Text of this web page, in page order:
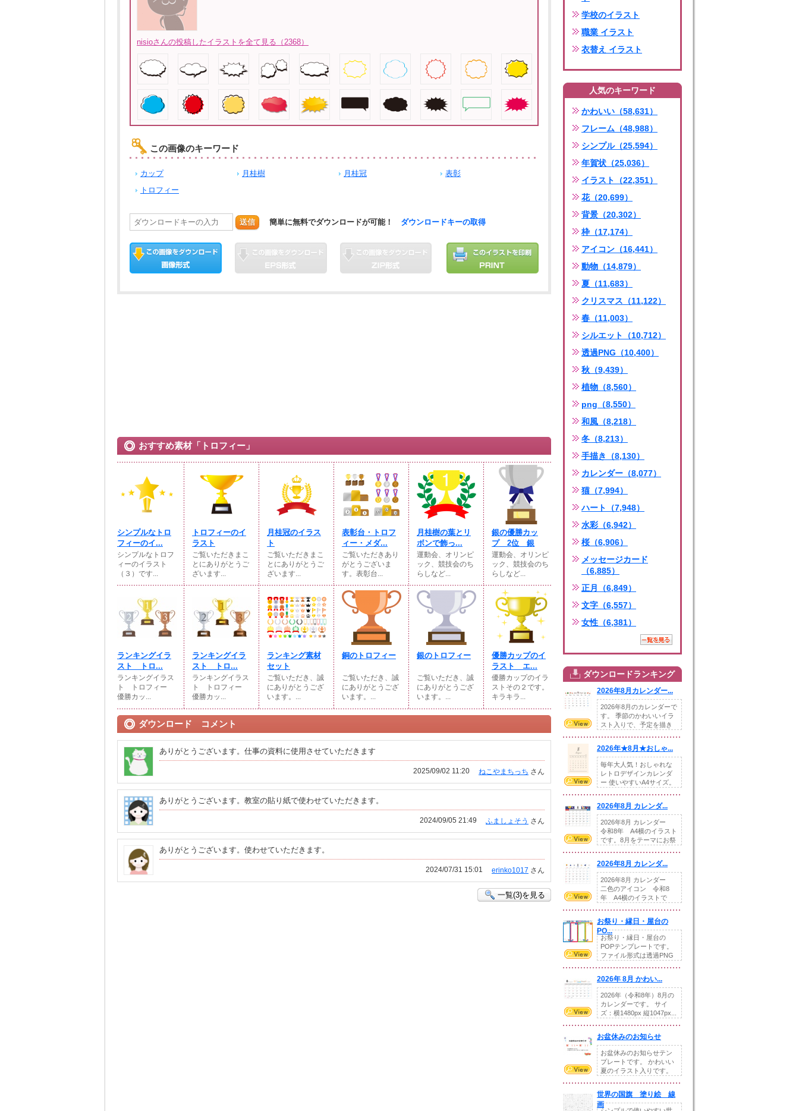
nisioさんの投稿したイラストを全て見る（2368）
この画像のキーワード
カップ 月桂樹 月桂冠
表彰
トロフィー
送信 簡単に無料でダウンロードが可能！ ダウンロードキーの取得
おすすめ素材「トロフィー」
シンプルなトロ
フィーのイ...
シンプルなトロフ
ィーのイラスト
（３）です...
トロフィーのイ
ラスト
ご覧いただきまこ
とにありがとうご
ざいます...
月桂冠のイラス
ト
ご覧いただきまこ
とにありがとうご
ざいます...
表彰台・トロフ
ィー・メダ...
ご覧いただきあり
がとうございま
す。表彰台...
月桂樹の葉とリ
ボンで飾っ...
運動会、オリンピ
ック、競技会のち
らしなど...
銀の優勝カッ
プ 2位 銀
運動会、オリンピ
ック、競技会のち
らしなど...
ランキングイラ
スト トロ...
ランキングイラス
ト トロフィー
優勝カッ...
ランキングイラ
スト トロ...
ランキングイラス
ト トロフィー
優勝カッ...
ランキング素材
セット
ご覧いただき、誠
にありがとうござ
います。...
銅のトロフィー
ご覧いただき、誠
にありがとうござ
います。...
銀のトロフィー
ご覧いただき、誠
にありがとうござ
います。...
優勝カップのイ
ラスト エ...
優勝カップのイラ
ストその２です。
キラキラ...
ダウンロード コメント
ありがとうございます。仕事の資料に使用させていただきます
ねこやまちっち さん
2025/09/02 11:20
ありがとうございます。教室の貼り紙で使わせていただきます。
ふましょそう さん
2024/09/05 21:49
ありがとうございます。使わせていただきます。
erinko1017 さん
2024/07/31 15:01
一覧(3)を見る
学校のイラスト
職業 イラスト
衣替え イラスト
人気のキーワード
かわいい（58,631）
フレーム（48,988）
シンプル（25,594）
年賀状（25,036）
イラスト（22,351）
花（20,699）
背景（20,302）
枠（17,174）
アイコン（16,441）
動物（14,879）
夏（11,683）
クリスマス（11,122）
春（11,003）
シルエット（10,712）
透過PNG（10,400）
秋（9,439）
植物（8,560）
png（8,550）
和風（8,218）
冬（8,213）
手描き（8,130）
カレンダー（8,077）
猫（7,994）
ハート（7,948）
水彩（6,942）
桜（6,906）
メッセージカード
（6,885）
正月（6,849）
文字（6,557）
女性（6,381）
ダウンロードランキング
2026年8月カレンダー...
2026年8月のカレンダーで
す。 季節のかわいいイラ
スト入りで、予定を描き
2026年★8月★おしゃ...
毎年大人気！おしゃれな
レトロデザインカレンダ
ー 使いやすいA4サイズ。
2026年8月 カレンダ...
2026年8月 カレンダー
令和8年 A4横のイラスト
です。8月をテーマにお祭
2026年8月 カレンダ...
2026年8月 カレンダー
二色のアイコン 令和8
年 A4横のイラストで
お祭り・縁日・屋台の
PO...
お祭り・縁日・屋台の
POPテンプレートです。
ファイル形式は透過PNG
2026年 8月 かわい...
2026年（令和8年）8月の
カレンダーです。 サイ
ズ：横1480px 縦1047px...
お盆休みのお知らせ
お盆休みのお知らせテン
プレートです。 かわいい
夏のイラスト入りです。
世界の国旗 塗り絵 線
画